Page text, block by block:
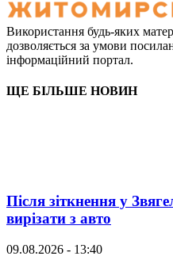
Використання будь-яких
дозволяється за умови
інформаційний портал.
ЩЕ БІЛЬШЕ НОВИН
Після зіткнення у
вирізати з авто
09.08.2026 - 13:40